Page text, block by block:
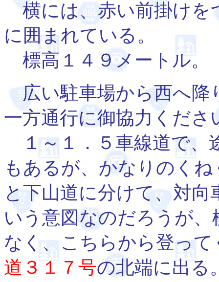
横には、赤い前掛けを
に囲まれている。
標高１４９メートル。
広い駐車場から西へ降
一方通行に御協力くださ
１～１．５車線道で、
もあるが、かなりのく
と下山道に分けて、対
いう意図なのだろうが
なく、こちらから登っ
道３１７号の北端に出る